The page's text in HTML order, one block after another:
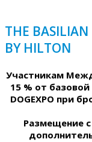
THE
BY HILTON
Участникам
15 % от
DOGEXPO при
Размещение